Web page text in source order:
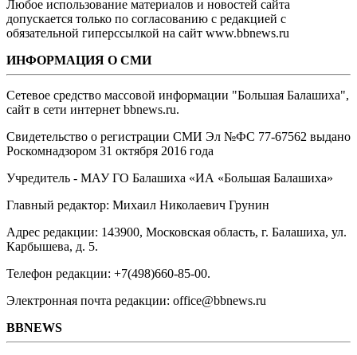
Любое использование материалов и новостей сайта
допускается только по согласованию с редакцией с
обязательной гиперссылкой на сайт www.bbnews.ru
ИНФОРМАЦИЯ О СМИ
Сетевое средство массовой информации "Большая Балашиха",
сайт в сети интернет bbnews.ru.
Свидетельство о регистрации СМИ Эл №ФС ‎77-67562 выдано
Роскомнадзором 31 октября 2016 года
Учредитель - МАУ ГО Балашиха «ИА «Большая Балашиха»
Главный редактор: Михаил Николаевич Грунин
Адрес редакции: 143900, Московская область, г. Балашиха, ул.
Карбышева, д. 5.
Телефон редакции: +7(498)660-85-00.
Электронная почта редакции: office@bbnews.ru
BBNEWS